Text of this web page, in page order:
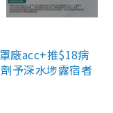
廠acc+推$18病
予深水埗露宿者